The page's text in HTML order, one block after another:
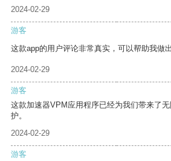
2024-02-29
游客
这款app的用户评论非常真实，可以帮助我做
2024-02-29
游客
这款加速器VPM应用程序已经为我们带来了
护。
2024-02-29
游客